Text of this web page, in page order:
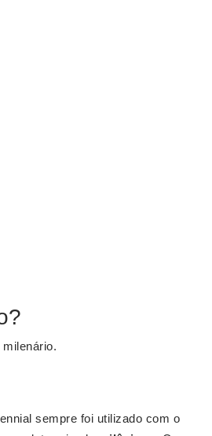
sempre foi utilizado com o